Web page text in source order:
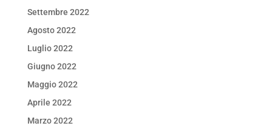
Settembre 2022
Agosto 2022
Luglio 2022
Giugno 2022
Maggio 2022
Aprile 2022
Marzo 2022